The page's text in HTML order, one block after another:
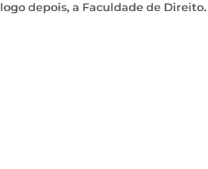
logo depois, a Faculdade de Direito.